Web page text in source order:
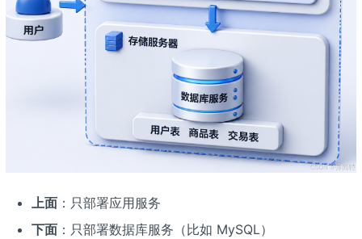
上面：只部署应用服务
下面：只部署数据库服务（比如 MySQL）